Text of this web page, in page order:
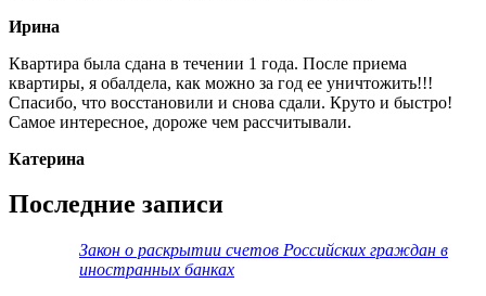
Ирина
Квартира была сдана в течении 1 года. После приема
квартиры, я обалдела, как можно за год ее уничтожить!!!
Спасибо, что восстановили и снова сдали. Круто и быстро!
Самое интересное, дороже чем рассчитывали.
Катерина
Последние записи
Закон о раскрытии счетов Российских граждан в
иностранных банках